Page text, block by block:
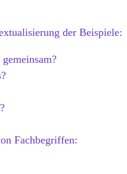
der Beispiele:
Fachbegriffen: